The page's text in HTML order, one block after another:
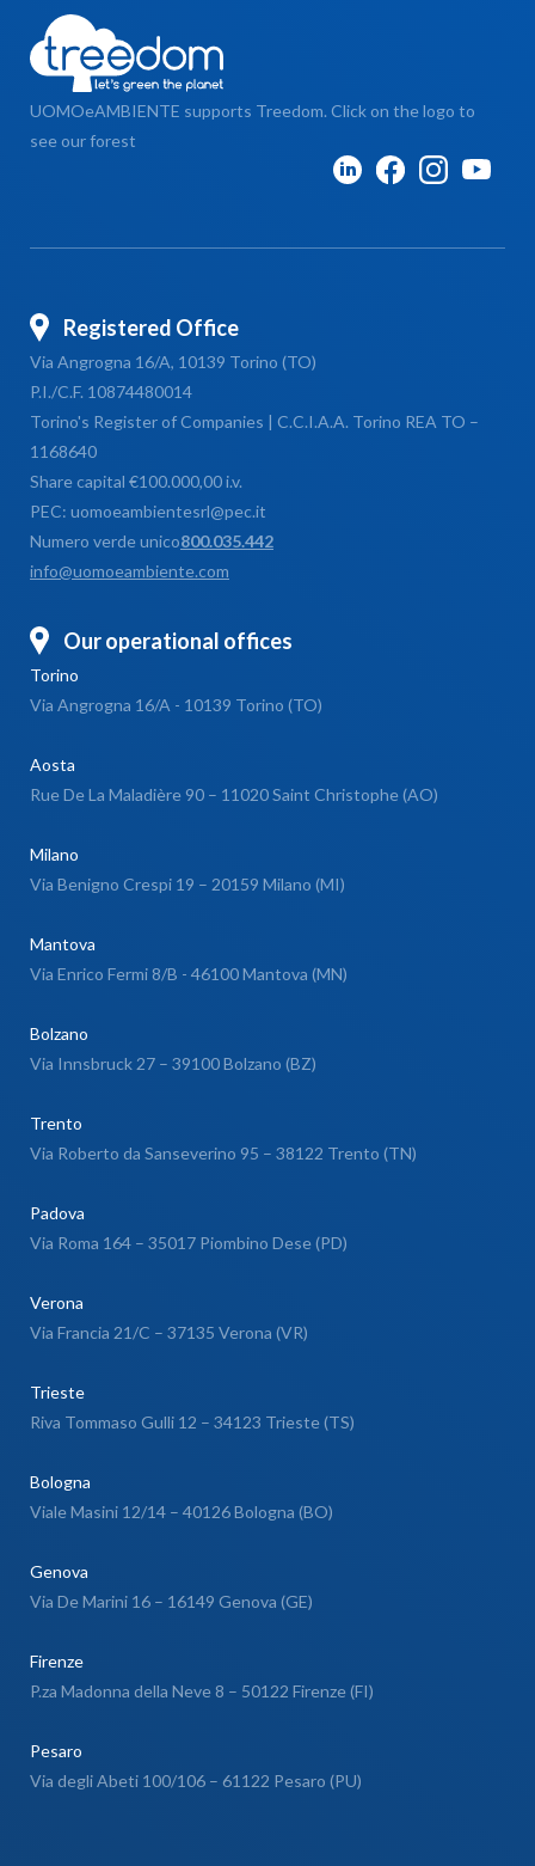
UOMOeAMBIENTE supports Treedom. Click on the logo to
see our forest
Registered Office
Via Angrogna 16/A, 10139 Torino (TO)
P.I./C.F. 10874480014
Torino's Register of Companies | C.C.I.A.A. Torino REA TO –
1168640
Share capital €100.000,00 i.v.
PEC: uomoeambientesrl@pec.it
Numero verde unico800.035.442
info@uomoeambiente.com
Our operational offices
Torino
Via Angrogna 16/A - 10139 Torino (TO)
Aosta
Rue De La Maladière 90 – 11020 Saint Christophe (AO)
Milano
Via Benigno Crespi 19 – 20159 Milano (MI)
Mantova
Via Enrico Fermi 8/B - 46100 Mantova (MN)
Bolzano
Via Innsbruck 27 – 39100 Bolzano (BZ)
Trento
Via Roberto da Sanseverino 95 – 38122 Trento (TN)
Padova
Via Roma 164 – 35017 Piombino Dese (PD)
Verona
Via Francia 21/C – 37135 Verona (VR)
Trieste
Riva Tommaso Gulli 12 – 34123 Trieste (TS)
Bologna
Viale Masini 12/14 – 40126 Bologna (BO)
Genova
Via De Marini 16 – 16149 Genova (GE)
Firenze
P.za Madonna della Neve 8 – 50122 Firenze (FI)
Pesaro
Via degli Abeti 100/106 – 61122 Pesaro (PU)